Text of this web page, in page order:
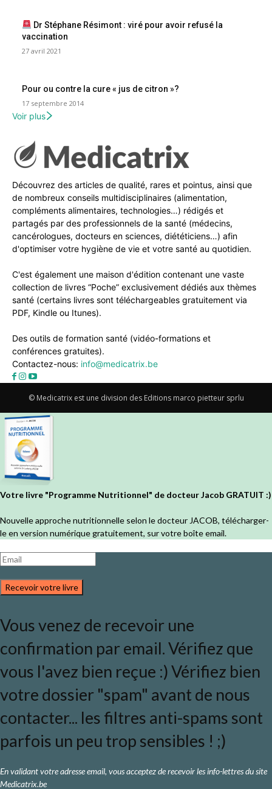
Dr Stéphane Résimont : viré pour avoir refusé la
vaccination
27 avril 2021
Pour ou contre la cure « jus de citron »?
17 septembre 2014
Voir plus
Découvrez des articles de qualité, rares et pointus, ainsi que
de nombreux conseils multidisciplinaires (alimentation,
compléments alimentaires, technologies…) rédigés et
partagés par des professionnels de la santé (médecins,
cancérologues, docteurs en sciences, diététiciens…) afin
d'optimiser votre hygiène de vie et votre santé au quotidien.
C'est également une maison d'édition contenant une vaste
collection de livres “Poche” exclusivement dédiés aux thèmes
santé (certains livres sont téléchargeables gratuitement via
PDF, Kindle ou Itunes).
Des outils de formation santé (vidéo-formations et
conférences gratuites).
Contactez-nous: info@medicatrix.be
© Medicatrix est une division des Editions marco pietteur sprlu
Votre livre "Programme Nutritionnel" de docteur Jacob GRATUIT :)
Nouvelle approche nutritionnelle selon le docteur JACOB, télécharger-
le en version numérique gratuitement, sur votre boîte email.
Recevoir votre livre
Vous venez de recevoir une
confirmation par email. Vérifiez que
vous l'avez bien reçue :) Vérifiez bien
votre dossier "spam" avant de nous
contacter... les filtres anti-spams sont
parfois un peu trop sensibles ! ;)
En validant votre adresse email, vous acceptez de recevoir les info-lettres du site
Medicatrix.be